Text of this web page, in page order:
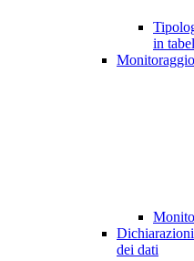
in
dei dati